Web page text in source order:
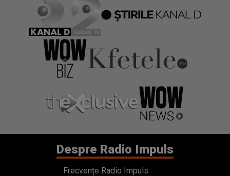
Despre Radio Impuls
Frecvențe Radio Impuls